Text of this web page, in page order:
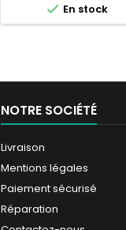
 En stock
NOTRE SOCIÉTÉ
Livraison
Mentions légales
Paiement sécurisé
Réparation